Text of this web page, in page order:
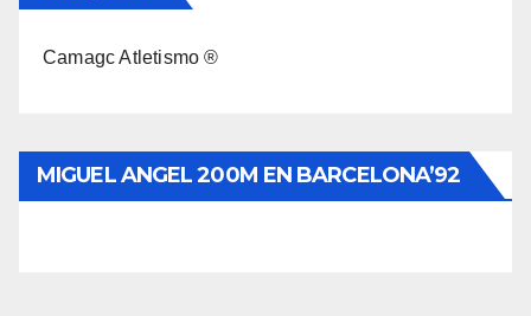
Camagc Atletismo ®
MIGUEL ANGEL 200M EN BARCELONA’92